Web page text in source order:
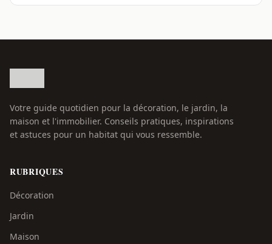
Votre guide quotidien pour la décoration, le jardin, la
maison et l'immobilier. Conseils pratiques, inspirations
et astuces pour un habitat qui vous ressemble.
RUBRIQUES
Décoration
Jardin
Maison